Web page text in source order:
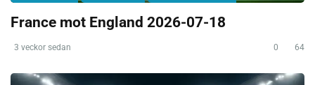
France mot England 2026-07-18
3 veckor sedan 0 64